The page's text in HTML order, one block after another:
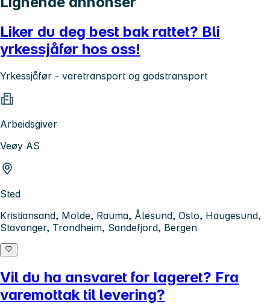
Liker du deg best bak rattet? Bli
yrkessjåfør hos oss!
Yrkessjåfør - varetransport og godstransport
Arbeidsgiver
Veøy AS
Sted
Kristiansand, Molde, Rauma, Ålesund, Oslo, Haugesund,
Stavanger, Trondheim, Sandefjord, Bergen
Vil du ha ansvaret for lageret? Fra
varemottak til levering?